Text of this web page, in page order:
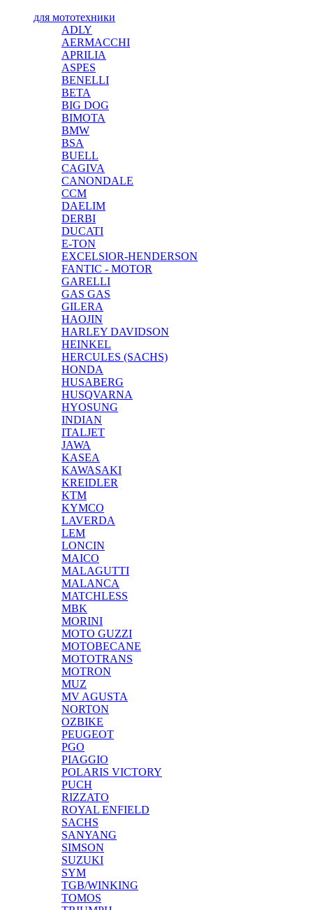
для мототехники
ADLY
AERMACCHI
APRILIA
ASPES
BENELLI
BETA
BIG DOG
BIMOTA
BMW
BSA
BUELL
CAGIVA
CANONDALE
CCM
DAELIM
DERBI
DUCATI
E-TON
EXCELSIOR-HENDERSON
FANTIC - MOTOR
GARELLI
GAS GAS
GILERA
HAOJIN
HARLEY DAVIDSON
HEINKEL
HERCULES (SACHS)
HONDA
HUSABERG
HUSQVARNA
HYOSUNG
INDIAN
ITALJET
JAWA
KASEA
KAWASAKI
KREIDLER
KTM
KYMCO
LAVERDA
LEM
LONCIN
MAICO
MALAGUTTI
MALANCA
MATCHLESS
MBK
MORINI
MOTO GUZZI
MOTOBECANE
MOTOTRANS
MOTRON
MUZ
MV AGUSTA
NORTON
OZBIKE
PEUGEOT
PGO
PIAGGIO
POLARIS VICTORY
PUCH
RIZZATO
ROYAL ENFIELD
SACHS
SANYANG
SIMSON
SUZUKI
SYM
TGB/WINKING
TOMOS